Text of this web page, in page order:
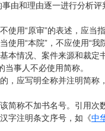
由和理由逐一进行分析评
用“原审”的表述，应当
使用“本院”，不应使用“我
本情况、案件来源和裁
事人不必使用简称。
，应写明全称并注明简称
简称不加书名号。引用次
字注明条文序号，如《中